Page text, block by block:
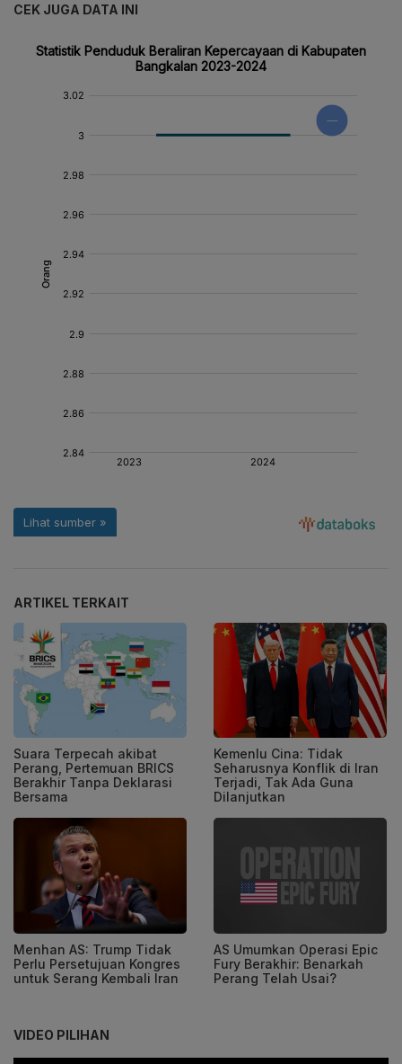
CEK JUGA DATA INI
ARTIKEL TERKAIT
Suara Terpecah akibat
Perang, Pertemuan BRICS
Berakhir Tanpa Deklarasi
Bersama
Kemenlu Cina: Tidak
Seharusnya Konflik di Iran
Terjadi, Tak Ada Guna
Dilanjutkan
Menhan AS: Trump Tidak
Perlu Persetujuan Kongres
untuk Serang Kembali Iran
AS Umumkan Operasi Epic
Fury Berakhir: Benarkah
Perang Telah Usai?
VIDEO PILIHAN